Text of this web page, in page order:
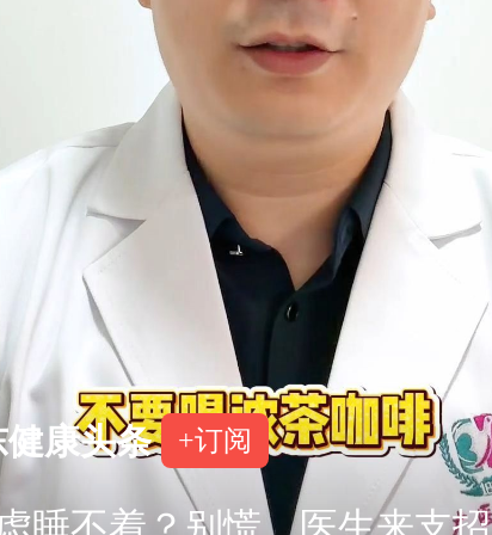
康头条 +订阅